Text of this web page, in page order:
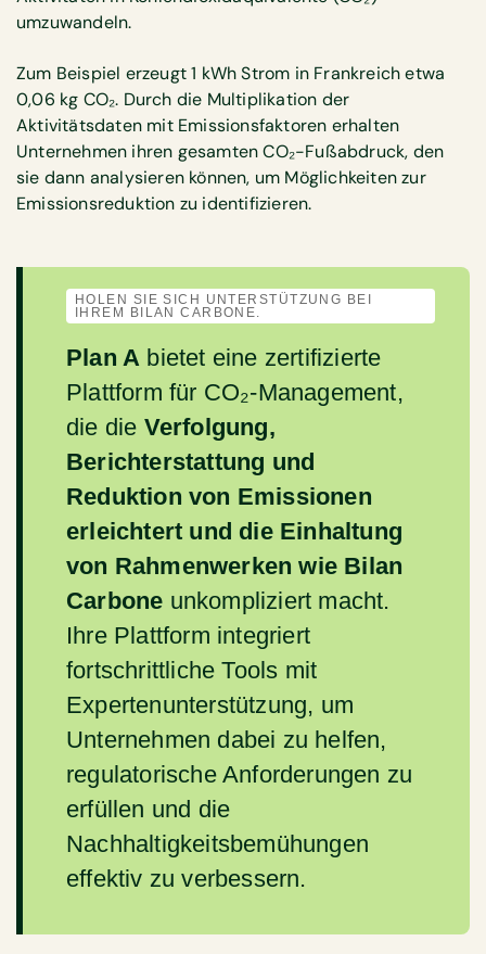
umzuwandeln.
Zum Beispiel erzeugt 1 kWh Strom in Frankreich etwa
0,06 kg CO₂. Durch die Multiplikation der
Aktivitätsdaten mit Emissionsfaktoren erhalten
Unternehmen ihren gesamten CO₂-Fußabdruck, den
sie dann analysieren können, um Möglichkeiten zur
Emissionsreduktion zu identifizieren.
HOLEN SIE SICH UNTERSTÜTZUNG BEI
IHREM BILAN CARBONE.
Plan A bietet eine zertifizierte
Plattform für CO₂-Management,
die die Verfolgung,
Berichterstattung und
Reduktion von Emissionen
erleichtert und die Einhaltung
von Rahmenwerken wie Bilan
Carbone unkompliziert macht.
Ihre Plattform integriert
fortschrittliche Tools mit
Expertenunterstützung, um
Unternehmen dabei zu helfen,
regulatorische Anforderungen zu
erfüllen und die
Nachhaltigkeitsbemühungen
effektiv zu verbessern.